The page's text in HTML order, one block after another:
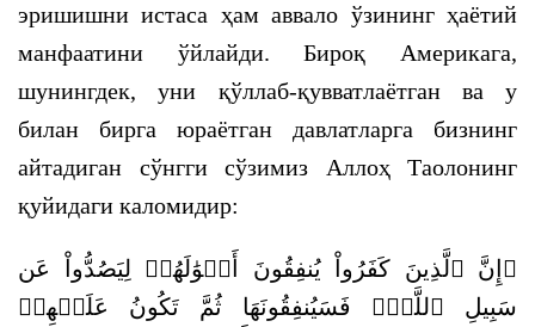
эришишни истаса ҳам аввало ўзининг ҳаётий
манфаатини ўйлайди. Бироқ Америкага,
шунингдек, уни қўллаб-қувватлаётган ва у
билан бирга юраётган давлатларга бизнинг
айтадиган сўнгги сўзимиз Аллоҳ Таолонинг
қуйидаги каломидир:
﴿إِنَّ ٱلَّذِينَ كَفَرُواْ يُنفِقُونَ أَمۡوَٰلَهُمۡ لِيَصُدُّواْ عَن
سَبِيلِ ٱللَّهِۚ فَسَيُنفِقُونَهَا ثُمَّ تَكُونُ عَلَيۡهِمۡ